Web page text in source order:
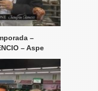
–
– Aspe